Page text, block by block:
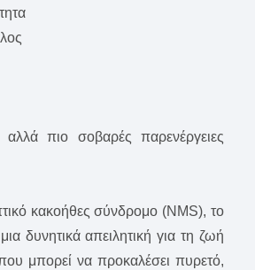
αλλά πιο σοβαρές παρενέργειες
κακοήθες σύνδρομο (NMS), το
δυνητικά απειλητική για τη ζωή
μπορεί να προκαλέσει πυρετό,